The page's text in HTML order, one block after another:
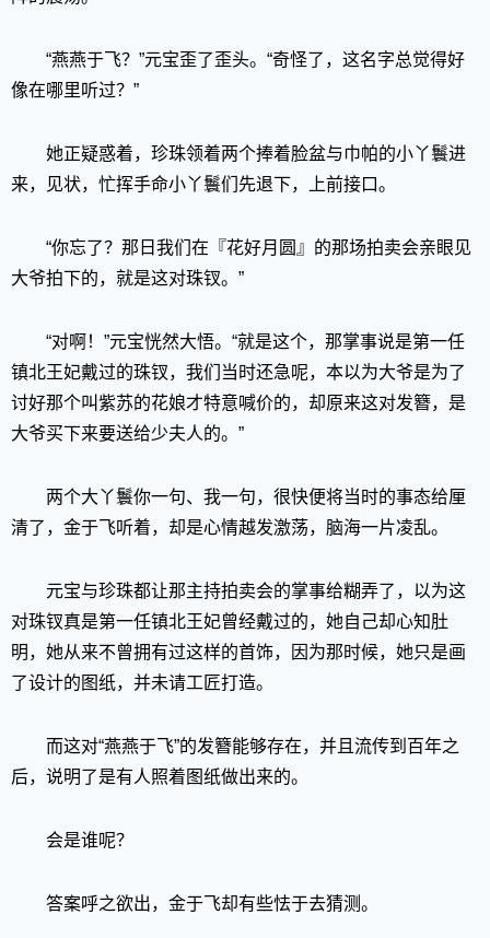
“燕燕于飞？”元宝歪了歪头。“奇怪了，这名字总觉得好
像在哪里听过？”
她正疑惑着，珍珠领着两个捧着脸盆与巾帕的小丫鬟进
来，见状，忙挥手命小丫鬟们先退下，上前接口。
“你忘了？那日我们在『花好月圆』的那场拍卖会亲眼见
大爷拍下的，就是这对珠钗。”
“对啊！”元宝恍然大悟。“就是这个，那掌事说是第一任
镇北王妃戴过的珠钗，我们当时还急呢，本以为大爷是为了
讨好那个叫紫苏的花娘才特意喊价的，却原来这对发簪，是
大爷买下来要送给少夫人的。”
两个大丫鬟你一句、我一句，很快便将当时的事态给厘
清了，金于飞听着，却是心情越发激荡，脑海一片凌乱。
元宝与珍珠都让那主持拍卖会的掌事给糊弄了，以为这
对珠钗真是第一任镇北王妃曾经戴过的，她自己却心知肚
明，她从来不曾拥有过这样的首饰，因为那时候，她只是画
了设计的图纸，并未请工匠打造。
而这对“燕燕于飞”的发簪能够存在，并且流传到百年之
后，说明了是有人照着图纸做出来的。
会是谁呢？
答案呼之欲出，金于飞却有些怯于去猜测。